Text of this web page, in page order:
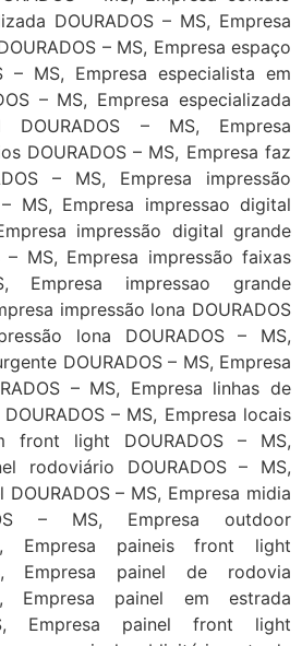
DOURADOS – MS, Empresa
– MS, Empresa espaço
– MS, Empresa especialista em
– MS, Empresa especializada
DOURADOS – MS, Empresa
DOURADOS – MS, Empresa faz
– MS, Empresa impressão
MS, Empresa impressao digital
impressão digital grande
– MS, Empresa impressão faixas
Empresa impressao grande
impressão lona DOURADOS
lona DOURADOS – MS,
DOURADOS – MS, Empresa
– MS, Empresa linhas de
– MS, Empresa locais
front light DOURADOS – MS,
rodoviário DOURADOS – MS,
– MS, Empresa midia
– MS, Empresa outdoor
Empresa paineis front light
Empresa painel de rodovia
Empresa painel em estrada
Empresa painel front light